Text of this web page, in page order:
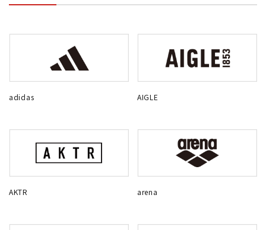
adidas AIGLE
AKTR arena